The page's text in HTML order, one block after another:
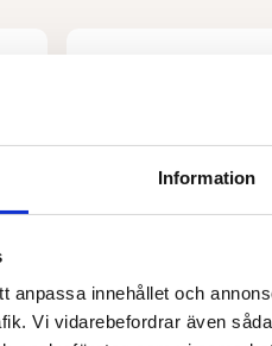
Information
anpassa innehållet och
Vi vidarebefordrar även
LA BIO IDEA